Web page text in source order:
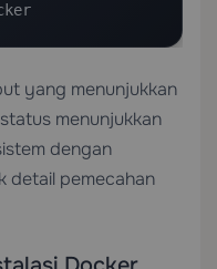
yang menunjukkan
menunjukkan
dengan
detail pemecahan